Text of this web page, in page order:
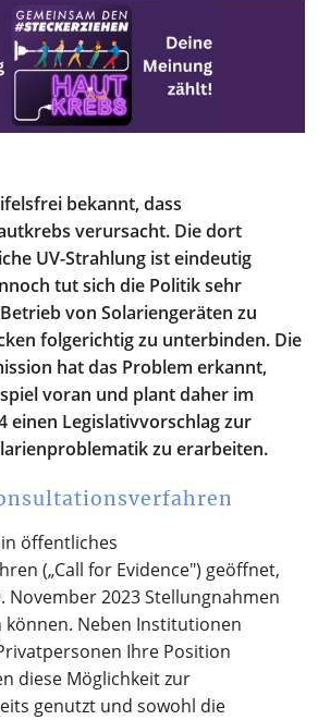
bekannt, dass
verursacht. Die dort
UV-Strahlung ist eindeutig
tut sich die Politik sehr
von Solariengeräten zu
folgerichtig zu unterbinden. Die
hat das Problem erkannt,
voran und plant daher im
einen Legislativvorschlag zur
zu erarbeiten.
öffentliches
(„Call for Evidence") geöffnet,
November 2023 Stellungnahmen
Neben Institutionen
Ihre Position
diese Möglichkeit zur
genutzt und sowohl die